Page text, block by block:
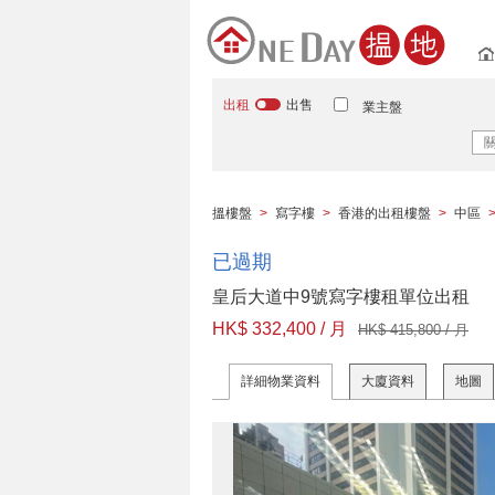
出租 出售 業主盤
搵樓盤 > 寫字樓 > 香港的出租樓盤 > 中區 >
已過期
皇后大道中9號寫字樓租單位出租
HK$ 332,400 / 月
HK$ 415,800 / 月
詳細物業資料 大廈資料 地圖